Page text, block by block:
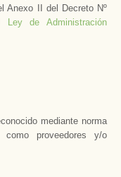
Anexo II del Decreto Nº
Ley de Administración
mediante norma
proveedores y/o